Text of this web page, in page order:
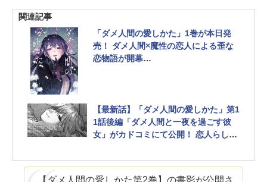
関連記事
「ダメ人間の愛しかた」1巻が本日発
売！ ダメ人間×魔性の恋人による歪な
恋物語が開幕
【最新話】「ダメ人間の愛しかた」第1
1話後編「ダメ人間と一夜を過ごす彼
女」がカドコミにて公開！ 恋人らしい
【ダメ人間の愛しかた第2巻】の書影が公開さ